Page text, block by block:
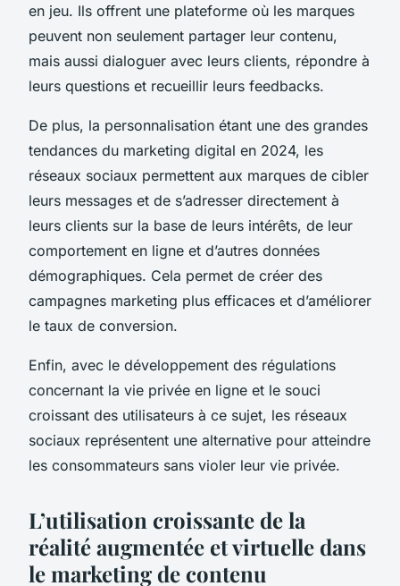
en jeu. Ils offrent une plateforme où les marques
peuvent non seulement partager leur contenu,
mais aussi dialoguer avec leurs clients, répondre à
leurs questions et recueillir leurs feedbacks.
De plus, la personnalisation étant une des grandes
tendances du marketing digital en 2024, les
réseaux sociaux permettent aux marques de cibler
leurs messages et de s’adresser directement à
leurs clients sur la base de leurs intérêts, de leur
comportement en ligne et d’autres données
démographiques. Cela permet de créer des
campagnes marketing plus efficaces et d’améliorer
le taux de conversion.
Enfin, avec le développement des régulations
concernant la vie privée en ligne et le souci
croissant des utilisateurs à ce sujet, les réseaux
sociaux représentent une alternative pour atteindre
les consommateurs sans violer leur vie privée.
L’utilisation croissante de la
réalité augmentée et virtuelle dans
le marketing de contenu